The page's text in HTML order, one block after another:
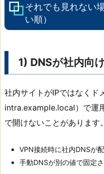
それでも見れない
い順）
1) DNSが社内向
社内サイトがIPではなくド
intra.example.local）で運
で開けないことがあります。
VPN接続時に社内DNSが
手動DNSが別の値で固定